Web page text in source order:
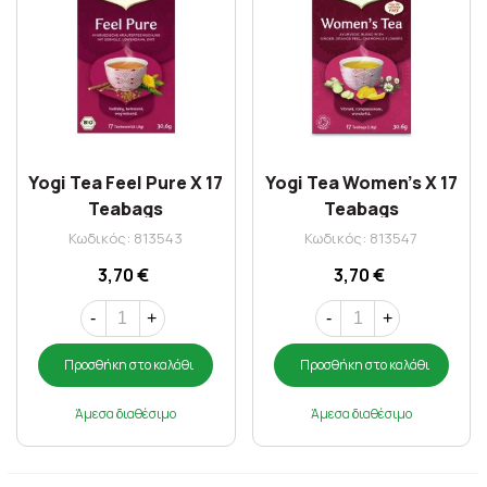
Yogi Tea Feel Pure X 17
Teabags
Κωδικός: 813543
3,70 €
- +
Προσθήκη στο καλάθι
Άμεσα διαθέσιμο
Yogi Tea Women's X 17
Teabags
Κωδικός: 813547
3,70 €
- +
Προσθήκη στο καλάθι
Άμεσα διαθέσιμο